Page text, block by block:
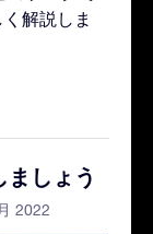
解説しま
しょう
2022